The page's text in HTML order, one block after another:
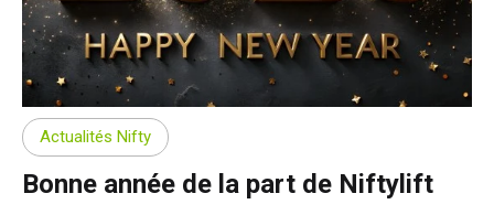
Actualités Nifty
Bonne année de la part de Niftylift